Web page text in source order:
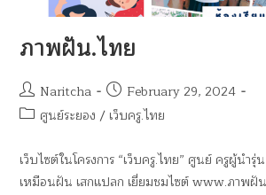
ภาพฝัน.ไทย
Naritcha
February 29, 2024
ศูนย์ระยอง / เว็บครู.ไทย
เว็บไซต์ในโครงการ “เว็บครู.ไทย” ศูนย์ ครูผู้นำ
เหมือนฝัน เสกแปลก เยี่ยมชมไซต์ www.ภาพฝั